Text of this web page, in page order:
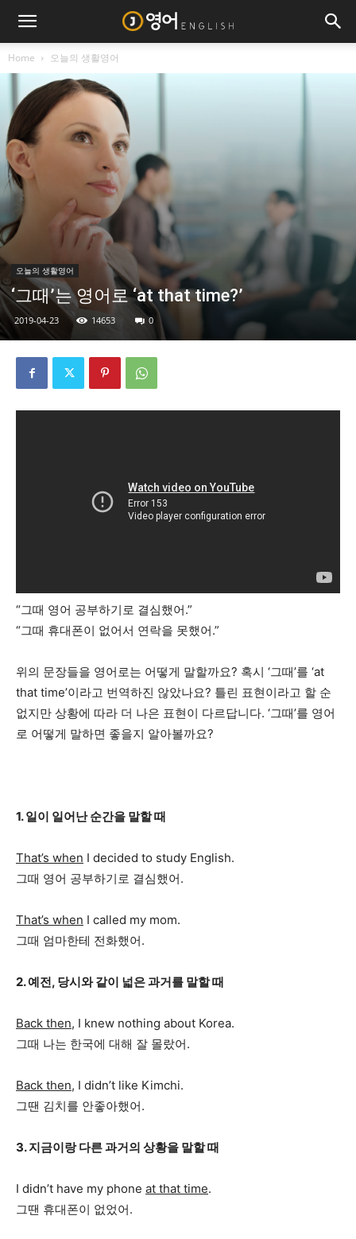
Home 오늘의 생활영어
오늘의 생활영어
‘그때’는 영어로 ‘at that time?’
2019-04-23 14653 0
“그때 영어 공부하기로 결심했어.”
“그때 휴대폰이 없어서 연락을 못했어.”
위의 문장들을 영어로는 어떻게 말할까요? 혹시 ‘그때’를 ‘at
that time’이라고 번역하진 않았나요? 틀린 표현이라고 할 순
없지만 상황에 따라 더 나은 표현이 다르답니다. ‘그때’를 영어
로 어떻게 말하면 좋을지 알아볼까요?
1. 일이 일어난 순간을 말할 때
That’s when I decided to study English.
그때 영어 공부하기로 결심했어.
That’s when I called my mom.
그때 엄마한테 전화했어.
2. 예전, 당시와 같이 넓은 과거를 말할 때
Back then, I knew nothing about Korea.
그때 나는 한국에 대해 잘 몰랐어.
Back then, I didn’t like Kimchi.
그땐 김치를 안좋아했어.
3. 지금이랑 다른 과거의 상황을 말할 때
I didn’t have my phone at that time.
그땐 휴대폰이 없었어.